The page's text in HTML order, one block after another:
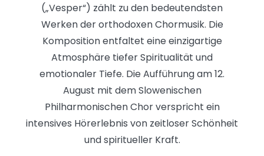
(„Vesper“) zählt zu den bedeutendsten
Werken der orthodoxen Chormusik. Die
Komposition entfaltet eine einzigartige
Atmosphäre tiefer Spiritualität und
emotionaler Tiefe. Die Aufführung am 12.
August mit dem Slowenischen
Philharmonischen Chor verspricht ein
intensives Hörerlebnis von zeitloser Schönheit
und spiritueller Kraft.